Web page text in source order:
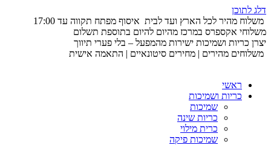
דלג לתוכן
משלוח מהיר לכל הארץ ועד לבית איסוף מפתח תקווה עד 17:00
משלוחי אקספרס במרכז מהיום להיום בתוספת תשלום
יצרן כריות ושמיכות ישירות מהמפעל – בלי פערי תיווך
משלוחים מהירים | מחירים סיטונאיים | התאמה אישית
ראשי
כריות ושמיכות
שמיכות
כריות שינה
כרית מילוי
שמיכות פיקה